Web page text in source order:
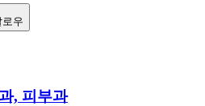
로우
, 피부과